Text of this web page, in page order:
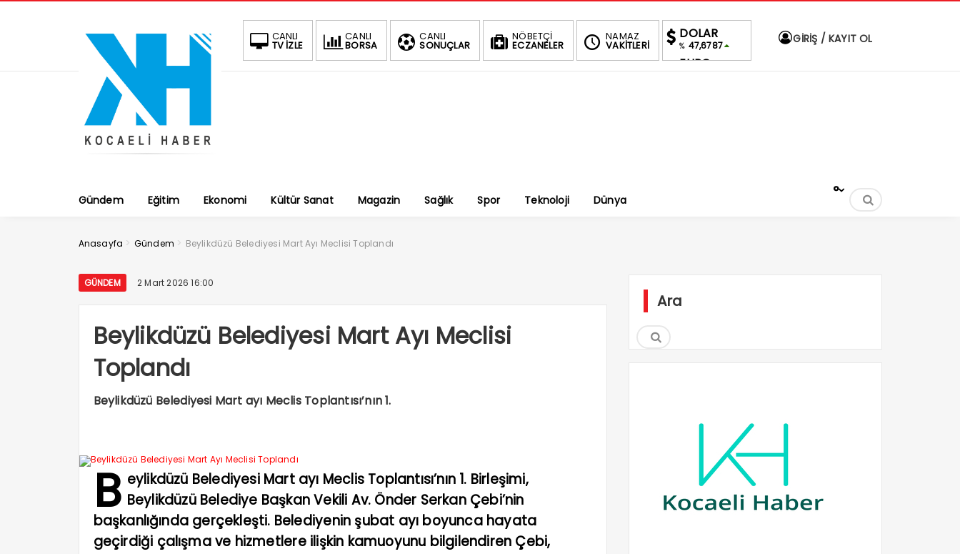
CANLI
TV İZLE
CANLI
BORSA
CANLI
SONUÇLAR
NÖBETÇİ
ECZANELER
NAMAZ
VAKİTLERİ
DOLAR
% 47,6787
EURO
GİRİŞ / KAYIT OL
Gündem Eğitim Ekonomi Kültür Sanat Magazin Sağlık Spor Teknoloji Dünya
°
Anasayfa > Gündem > Beylikdüzü Belediyesi Mart Ayı Meclisi Toplandı
GÜNDEM 2 Mart 2026 16:00
Beylikdüzü Belediyesi Mart Ayı Meclisi
Toplandı
Beylikdüzü Belediyesi Mart ayı Meclis Toplantısı’nın 1.
B eylikdüzü Belediyesi Mart ayı Meclis Toplantısı’nın 1. Birleşimi,
Beylikdüzü Belediye Başkan Vekili Av. Önder Serkan Çebi’nin
başkanlığında gerçekleşti. Belediyenin şubat ayı boyunca hayata
geçirdiği çalışma ve hizmetlere ilişkin kamuoyunu bilgilendiren Çebi,
Ara